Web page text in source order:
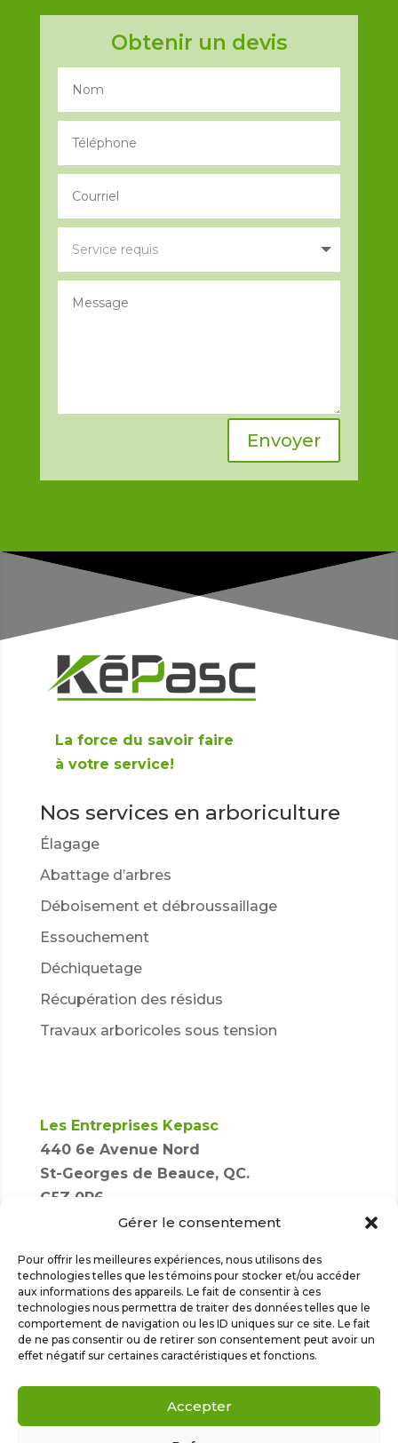
Gérer le consentement
Pour offrir les meilleures expériences, nous utilisons des
technologies telles que les témoins pour stocker et/ou accéder
aux informations des appareils. Le fait de consentir à ces
technologies nous permettra de traiter des données telles que le
comportement de navigation ou les ID uniques sur ce site. Le fait
de ne pas consentir ou de retirer son consentement peut avoir un
effet négatif sur certaines caractéristiques et fonctions.
Accepter
Obtenir un devis
Envoyer
La force du savoir faire
à votre service!
Nos services en arboriculture
Élagage
Abattage d’arbres
Déboisement et débroussaillage
Essouchement
Déchiquetage
Récupération des résidus
Travaux arboricoles sous tension
Les Entreprises Kepasc
440 6e Avenue Nord
St-Georges de Beauce, QC.
G5Z 0R6
 418 228-6118
 info@kepasc.com
Droits réservés © 2024